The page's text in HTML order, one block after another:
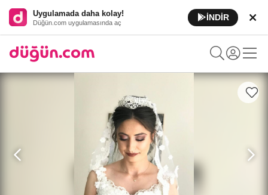
Uygulamada daha kolay!
Düğün.com uygulamasında aç
İNDİR